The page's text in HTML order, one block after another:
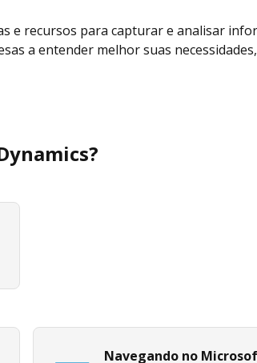
e recursos para capturar e analisar
a entender melhor suas
Navegando no